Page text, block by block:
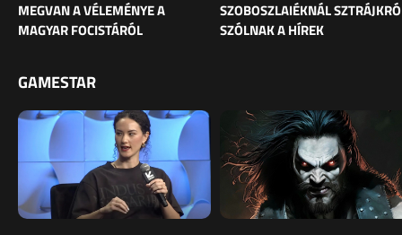
MEGVAN A VÉLEMÉNYE A
MAGYAR FOCISTÁRÓL
SZOBOSZLAIÉKNÁL
SZÓLNAK A HÍREK
GAMESTAR